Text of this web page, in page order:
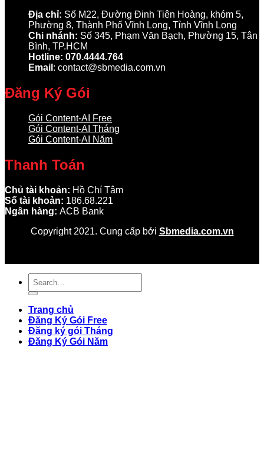
Địa chỉ: Số M22, Đường Đinh Tiên Hoàng, khóm 5,
Phường 8, Thành Phố Vĩnh Long, Tỉnh Vĩnh Long
Chi nhánh: Số 345, Phạm Văn Bạch, Phường 15, Tân
Bình, TP.HCM
Hotline: 070.4444.764
Email : contact@sbmedia.com.vn
Đăng Ký Gói
Gói Content-AI Free
Gói Content-AI Tháng
Gói Content-AI Năm
Thanh Toán
Chủ tài khoản: Hồ Chí Tâm
Số tài khoản: 186.68.221
Ngân hàng: ACB Bank
Copyright 2021. Cung cấp bởi Sbmedia.com.vn
Trang chủ
Đăng Ký Gói Free
Đăng ký gói Tháng
Đăng Ký Gói Năm